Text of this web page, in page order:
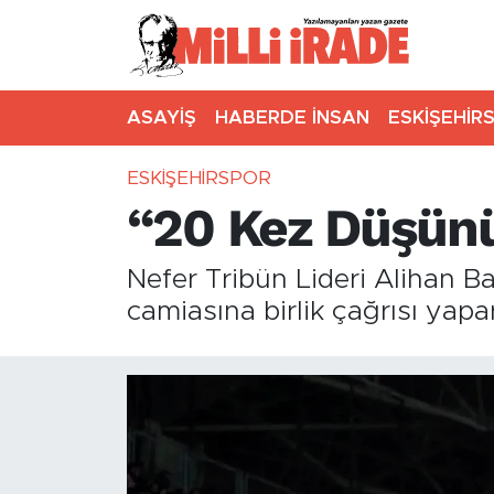
ASAYİŞ HABERDE İNSAN
ESKİŞEHİRSPOR
“20 Kez
Nefer Tribün Lideri Alihan
camiasına birlik çağrısı